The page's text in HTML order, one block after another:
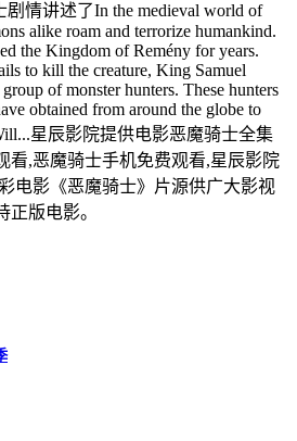
情讲述了In the medieval world of
alike roam and terrorize humankind.
the Kingdom of Remény for years.
to kill the creature, King Samuel
of monster hunters. These hunters
obtained from around the globe to
星辰影院提供电影恶魔骑士全集
看,恶魔骑士手机免费观看,星辰影院
电影《恶魔骑士》片源供广大影视
正版电影。